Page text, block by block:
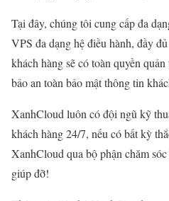
Tại đây, chúng tôi cung cấp đa
VPS đa dạng hệ điều hành, đầy
khách hàng sẽ có toàn quyền
bảo an toàn bảo mật thông tin
XanhCloud luôn có đội ngũ kỹ
khách hàng 24/7, nếu có bất kỳ
XanhCloud qua bộ phận chăm
giúp đỡ!